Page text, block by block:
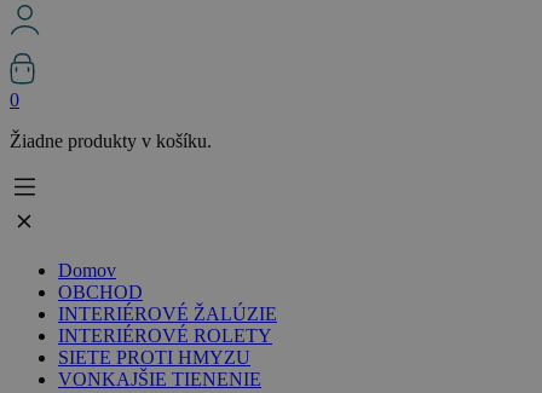
0
Žiadne produkty v košíku.
Domov
OBCHOD
INTERIÉROVÉ ŽALÚZIE
INTERIÉROVÉ ROLETY
SIETE PROTI HMYZU
VONKAJŠIE TIENENIE